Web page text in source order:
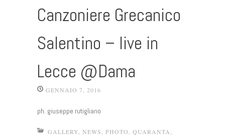
Canzoniere Grecanico
Salentino – live in
Lecce @Dama
GENNAIO 7, 2016
ph. giuseppe rutigliano
GALLERY NEWS PHOTO QUARANTA